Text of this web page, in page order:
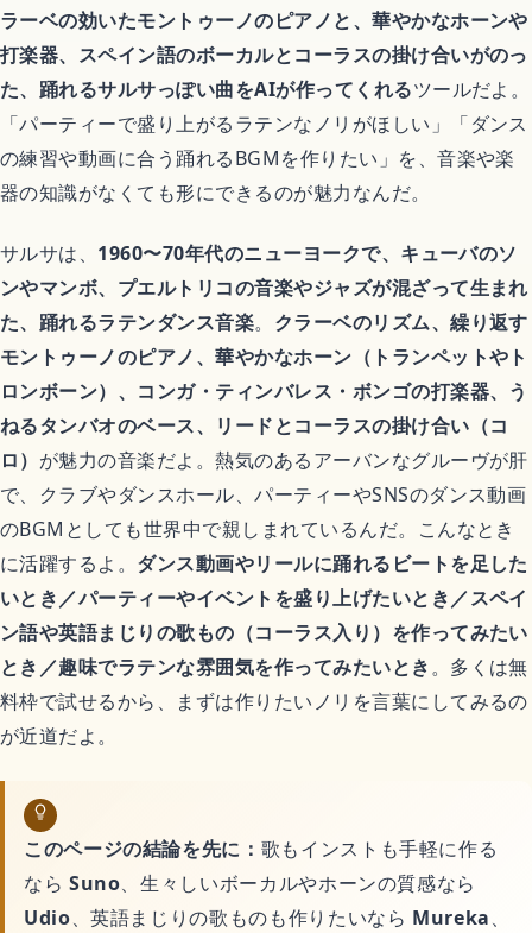
歴代アニメランキング
アニメ映画
異世界転生アニメ
恋愛アニメ
ゲーム
Switchおすすめソフト
暮らし
不用品回収
害虫・害獣駆除
ラーベの効いたモントゥーノのピアノと、華やかなホーンや
打楽器、スペイン語のボーカルとコーラスの掛け合いがのっ
た、踊れるサルサっぽい曲をAIが作ってくれるツールだよ。
「パーティーで盛り上がるラテンなノリがほしい」「ダンス
の練習や動画に合う踊れるBGMを作りたい」を、音楽や楽
器の知識がなくても形にできるのが魅力なんだ。
サルサは、 1960〜70年代のニューヨークで、キューバのソ
ンやマンボ、プエルトリコの音楽やジャズが混ざって生まれ
た、踊れるラテンダンス音楽。 クラーベのリズム、繰り返す
モントゥーノのピアノ、華やかなホーン（トランペットやト
ロンボーン）、コンガ・ティンバレス・ボンゴの打楽器、う
ねるタンバオのベース、リードとコーラスの掛け合い（コ
ロ） が魅力の音楽だよ。熱気のあるアーバンなグルーヴが肝
で、クラブやダンスホール、パーティーやSNSのダンス動画
のBGMとしても世界中で親しまれているんだ。こんなとき
に活躍するよ。 ダンス動画やリールに踊れるビートを足した
いとき／パーティーやイベントを盛り上げたいとき／スペイ
ン語や英語まじりの歌もの（コーラス入り）を作ってみたい
とき／趣味でラテンな雰囲気を作ってみたいとき。多くは無
料枠で試せるから、まずは作りたいノリを言葉にしてみるの
が近道だよ。
このページの結論を先に： 歌もインストも手軽に作る
なら Suno、生々しいボーカルやホーンの質感なら
Udio、英語まじりの歌ものも作りたいなら Mureka、